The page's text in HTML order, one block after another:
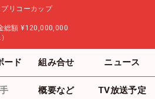
リコーカップ
総額 ¥120,000,000
ード 組み合せ ニュース
概要など TV放送予定